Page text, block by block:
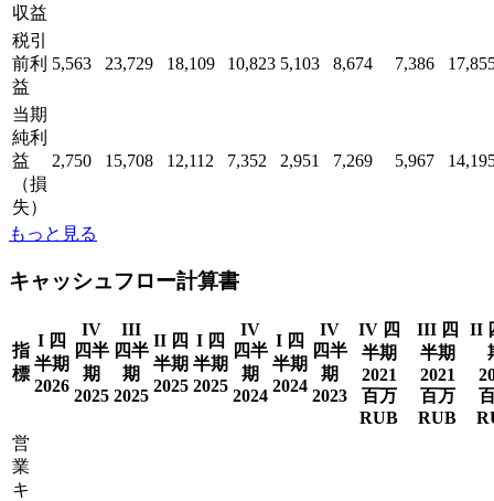
収益
税引
前利
益
5,563 23,729 18,109 10,823 5,103 8,674 7,386
当期
純利
益
（損
失）
2,750 15,708 12,112 7,352 2,951 7,269 5,967
もっと見る
キャッシュフロー計算書
指
標
I 四
半期
2026
IV
四半
期
2025
III
四半
期
2025
II 四
半期
2025
I 四
半期
2025
IV
四半
期
2024
I 四
半期
2024
IV
四半
期
2023
IV 四
半期
2021
百万
RUB
III 四
半期
2021
百万
RUB
II
営
業
キ